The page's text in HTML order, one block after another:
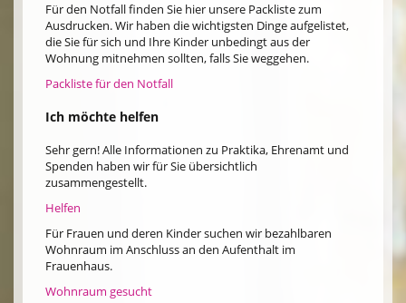
Für den Notfall finden Sie hier unsere Packliste zum
Ausdrucken. Wir haben die wichtigsten Dinge aufgelistet,
die Sie für sich und Ihre Kinder unbedingt aus der
Wohnung mitnehmen sollten, falls Sie weggehen.
Packliste für den Notfall
Ich möchte helfen
Sehr gern! Alle Informationen zu Praktika, Ehrenamt und
Spenden haben wir für Sie übersichtlich
zusammengestellt.
Helfen
Für Frauen und deren Kinder suchen wir bezahlbaren
Wohnraum im Anschluss an den Aufenthalt im
Frauenhaus.
Wohnraum gesucht